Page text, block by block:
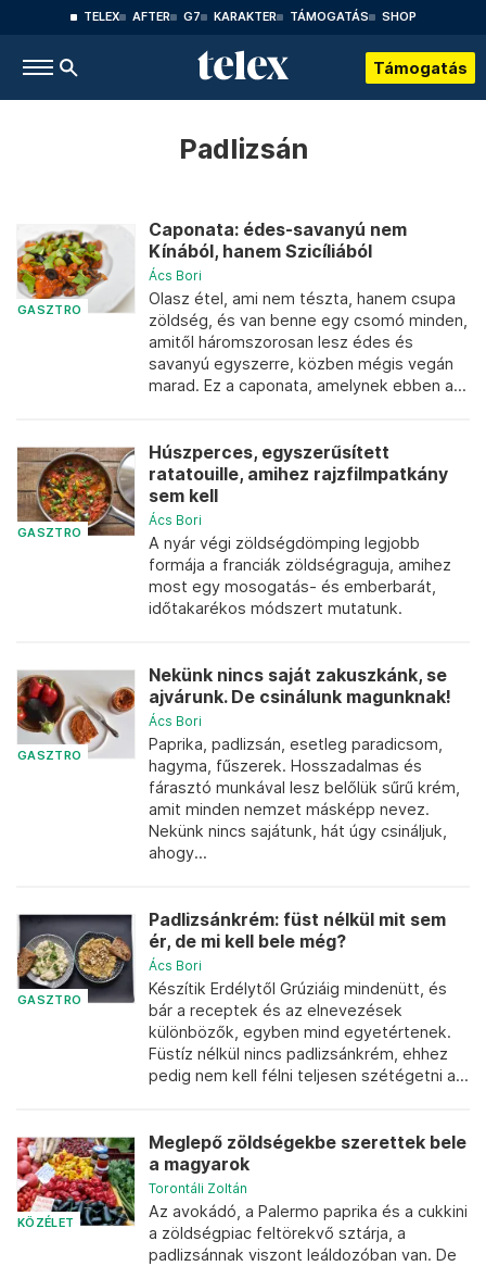
TELEX AFTER G7 KARAKTER TÁMOGATÁS SHOP
Támogatás
Padlizsán
GASZTRO
Caponata: édes-savanyú nem
Kínából, hanem Szicíliából
Ács Bori
Olasz étel, ami nem tészta, hanem csupa
zöldség, és van benne egy csomó minden,
amitől háromszorosan lesz édes és
savanyú egyszerre, közben mégis vegán
marad. Ez a caponata, amelynek ebben a...
GASZTRO
Húszperces, egyszerűsített
ratatouille, amihez rajzfilmpatkány
sem kell
Ács Bori
A nyár végi zöldségdömping legjobb
formája a franciák zöldségraguja, amihez
most egy mosogatás- és emberbarát,
időtakarékos módszert mutatunk.
GASZTRO
Nekünk nincs saját zakuszkánk, se
ajvárunk. De csinálunk magunknak!
Ács Bori
Paprika, padlizsán, esetleg paradicsom,
hagyma, fűszerek. Hosszadalmas és
fárasztó munkával lesz belőlük sűrű krém,
amit minden nemzet másképp nevez.
Nekünk nincs sajátunk, hát úgy csináljuk,
ahogy...
GASZTRO
Padlizsánkrém: füst nélkül mit sem
ér, de mi kell bele még?
Ács Bori
Készítik Erdélytől Grúziáig mindenütt, és
bár a receptek és az elnevezések
különbözők, egyben mind egyetértenek.
Füstíz nélkül nincs padlizsánkrém, ehhez
pedig nem kell félni teljesen szétégetni a...
KÖZÉLET
Meglepő zöldségekbe szerettek bele
a magyarok
Torontáli Zoltán
Az avokádó, a Palermo paprika és a cukkini
a zöldségpiac feltörekvő sztárja, a
padlizsánnak viszont leáldozóban van. De